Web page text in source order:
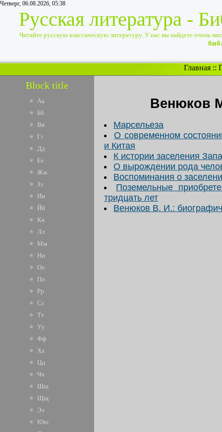
Четверг, 06.08.2026, 05:38
Русская литература -
Читайте русскую классическую литературу. У нас вы найдете очень
Главная ::
Block title
Аа
Бб
Вв
Гг
Дд
Ее
Жж
Зз
Ии
Йй
Кк
Лл
Мм
Нн
Оо
Пп
Рр
Сс
Тт
Уу
Фф
Хх
Цц
Чч
Шш
Щщ
Ээ
Юю
Венюков
Марсельеза
О современном
и Китая
К истории заселения
О вырождении рода
Воспоминания о
Поземельные
тридцать лет
Венюков В. И.: